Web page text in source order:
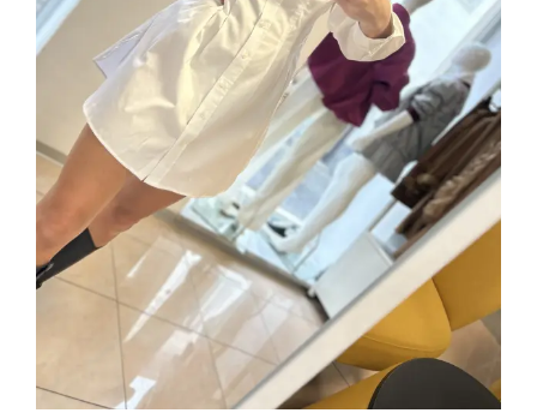
Súhlasím so spraovaním osobných údajov
( viac info)
Odoslať správu